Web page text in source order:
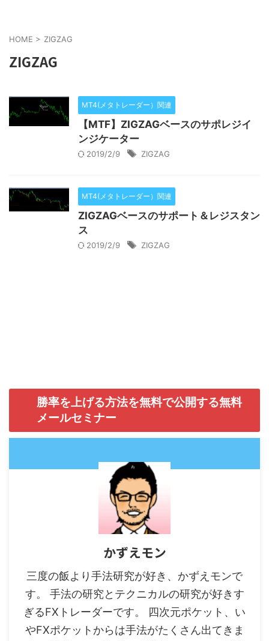
HOME > ZIGZAG
ZIGZAG
MT4(メタトレーダー）関連
【MTF】ZIGZAGベースのサポレジイ
ンジケーター
2019/2/9 ZIGZAG
MT4(メタトレーダー）関連
ZIGZAGベースのサポート＆レジスタン
ス
2019/2/9 ZIGZAG
勝率を上げる方法を無料で公開する無料
メールセミナー
かずえモン
三度の飯より手法研究が好き、かずえモンで
す。 手法の研究とテクニカルの研究が好きす
ぎるFXトレーダーです。 四次元ポケット、い
やFXポケットからは手法がたくさん出てきま